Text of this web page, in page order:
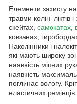
Елементи захисту
травми колін, ліктів
скейтах, самокатах
ковзанах,
Наколінники і
які мають широку
наявність міцних
наявність
поглинає вологу.
еластичних ремінців